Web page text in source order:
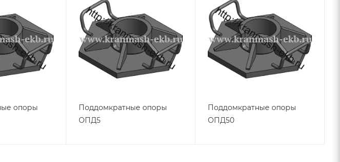
опоры
Поддомкратные опоры
ОПД5
Поддомкратные опоры
ОПД50